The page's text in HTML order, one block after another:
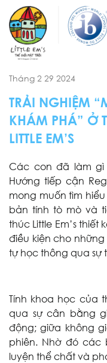
Tháng 2 29 2024
TRẢI NGHIỆM
KHÁM PHÁ” Ở
LITTLE EM’S
Các con đã làm gì
Hướng tiếp cận
mong muốn tìm
bản tính tò mò và
thúc Little Em’s
điều kiện cho
tự học thông qua sự
Tính khoa học của
qua sự cân bằng
động; giữa không
phiên. Nhờ đó các
luyện thể chất và